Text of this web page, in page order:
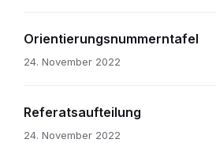
Orientierungsnummerntafel
24. November 2022
Referatsaufteilung
24. November 2022